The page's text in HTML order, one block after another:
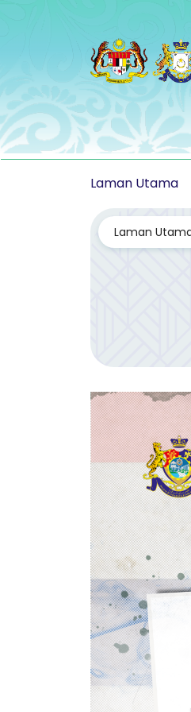
Laman Utama
Laman